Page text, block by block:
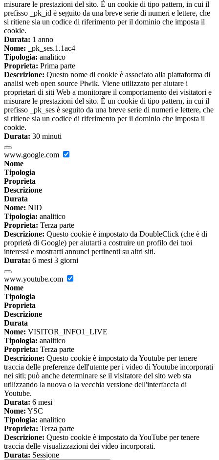
misurare le prestazioni del sito. È un cookie di tipo pattern, in cui il
prefisso _pk_id è seguito da una breve serie di numeri e lettere, che
si ritiene sia un codice di riferimento per il dominio che imposta il
cookie.
Durata: 1 anno
Nome: _pk_ses.1.1ac4
Tipologia: analitico
Proprieta: Prima parte
Descrizione: Questo nome di cookie è associato alla piattaforma di
analisi web open source Piwik. Viene utilizzato per aiutare i
proprietari di siti Web a monitorare il comportamento dei visitatori e
misurare le prestazioni del sito. È un cookie di tipo pattern, in cui il
prefisso _pk_ses è seguito da una breve serie di numeri e lettere, che
si ritiene sia un codice di riferimento per il dominio che imposta il
cookie.
Durata: 30 minuti
www.google.com
Nome
Tipologia
Proprieta
Descrizione
Durata
Nome: NID
Tipologia: analitico
Proprieta: Terza parte
Descrizione: Questo cookie è impostato da DoubleClick (che è di
proprietà di Google) per aiutarti a costruire un profilo dei tuoi
interessi e mostrarti annunci pertinenti su altri siti.
Durata: 6 mesi 3 giorni
www.youtube.com
Nome
Tipologia
Proprieta
Descrizione
Durata
Nome: VISITOR_INFO1_LIVE
Tipologia: analitico
Proprieta: Terza parte
Descrizione: Questo cookie è impostato da Youtube per tenere
traccia delle preferenze dell'utente per i video di Youtube incorporati
nei siti; può anche determinare se il visitatore del sito web sta
utilizzando la nuova o la vecchia versione dell'interfaccia di
Youtube.
Durata: 6 mesi
Nome: YSC
Tipologia: analitico
Proprieta: Terza parte
Descrizione: Questo cookie è impostato da YouTube per tenere
traccia delle visualizzazioni dei video incorporati.
Durata: Sessione